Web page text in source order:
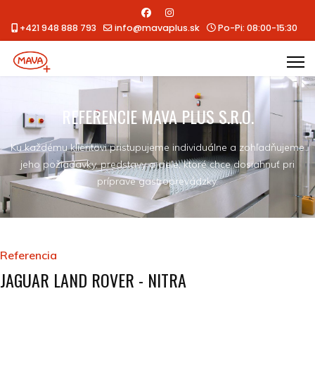
+421 948 888 793 info@mavaplus.sk Po-Pi: 08:00-15:30
REFERENCIE MAVA PLUS S.R.O.
Ku každému klientovi pristupujeme individuálne a zohľadňujeme
jeho požiadavky, predstavy a ciele, ktoré chce dosiahnuť pri
príprave gastroprevádzky.
Referencia
JAGUAR LAND ROVER - NITRA